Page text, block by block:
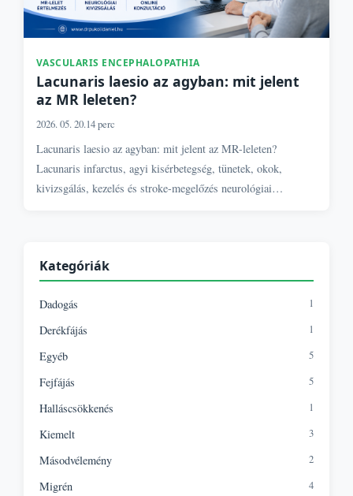
VASCULARIS ENCEPHALOPATHIA
Lacunaris laesio az agyban: mit jelent
az MR leleten?
2026. 05. 20.14 perc
Lacunaris laesio az agyban: mit jelent az MR-leleten?
Lacunaris infarctus, agyi kisérbetegség, tünetek, okok,
kivizsgálás, kezelés és stroke-megelőzés neurológiai
Kategóriák
Dadogás 1
Derékfájás 1
Egyéb 5
Fejfájás 5
Halláscsökkenés 1
Kiemelt 3
Másodvélemény 2
Migrén 4